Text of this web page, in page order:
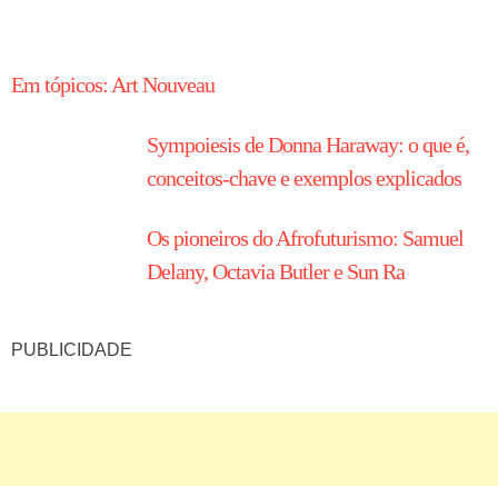
Em tópicos: Art Nouveau
Sympoiesis de Donna Haraway: o que é,
conceitos-chave e exemplos explicados
Os pioneiros do Afrofuturismo: Samuel
Delany, Octavia Butler e Sun Ra
PUBLICIDADE